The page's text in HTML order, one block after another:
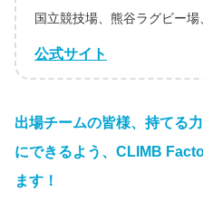
国立競技場、熊谷ラグビー
公式サイト
出場チームの皆様、持てる
にできるよう、CLIMB
ます！